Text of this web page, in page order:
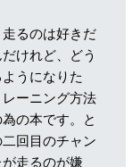
るのは好きだ
けれど、どう
うになりた
ーニング方法
の本です。と
回目のチャン
走るのが嫌